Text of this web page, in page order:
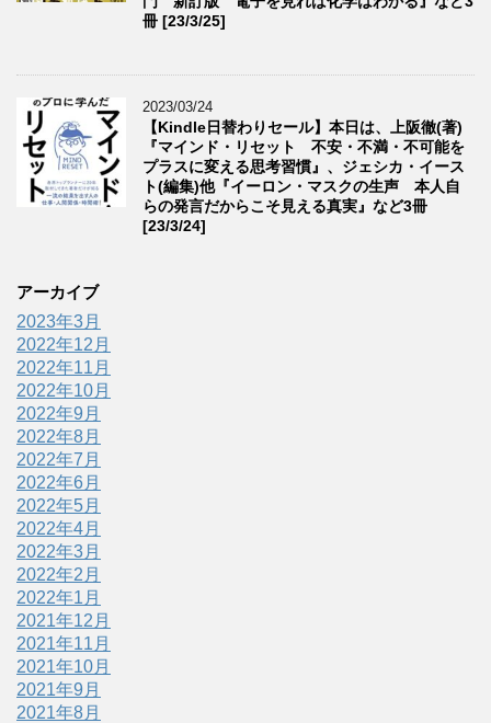
冊 [23/3/25]
2023/03/24
【Kindle日替わりセール】本日は、上阪徹(著)
『マインド・リセット 不安・不満・不可能を
プラスに変える思考習慣』、ジェシカ・イース
ト(編集)他『イーロン・マスクの生声 本人自
らの発言だからこそ見える真実』など3冊
[23/3/24]
アーカイブ
2023年3月
2022年12月
2022年11月
2022年10月
2022年9月
2022年8月
2022年7月
2022年6月
2022年5月
2022年4月
2022年3月
2022年2月
2022年1月
2021年12月
2021年11月
2021年10月
2021年9月
2021年8月